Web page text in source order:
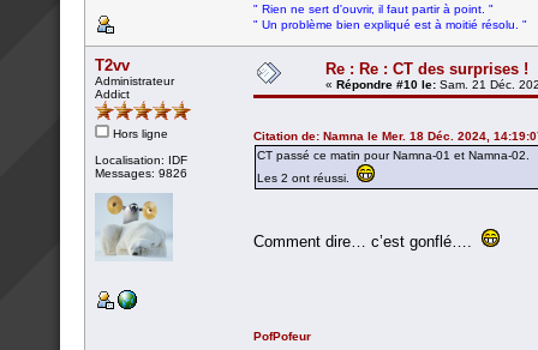
" Rien ne sert d'ouvrir, il faut partir à point. "
" Un problème bien expliqué est à moitié résolu. "
T2vv
Administrateur
Addict
Hors ligne
Localisation: IDF
Messages: 9826
Re : Re : CT des surprises !
« Répondre #10 le: Sam. 21 Déc.
Citation de: Namna le Mer. 18 Déc. 2024,
CT passé ce matin pour Namna-01 et Namna-02.
Les 2 ont réussi.
Comment dire… c’est gonflé….
PofPofeur